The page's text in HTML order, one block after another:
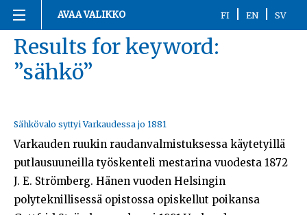
Siirry
sisältöön
AVAA VALIKKO FI EN| SV
Etusivu
1918
1919-1920
Results for keyword:
”sähkö”
Sähkövalo syttyi Varkaudessa jo 1881
Varkauden ruukin raudanvalmistuksessa käytetyillä
putlausuuneilla työskenteli mestarina vuodesta 1872
J. E. Strömberg. Hänen vuoden Helsingin
polyteknillisessä opistossa opiskellut poikansa